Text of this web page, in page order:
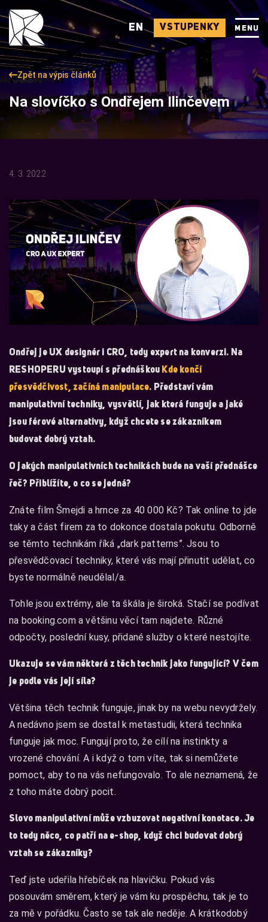
EN VSTUPENKY MENU
Zpět na výpis článků
Na slovíčko s Ondřejem Ilinčevem
4. 3. 2022
Ondřej je UX designér i CRO, tedy expert na konverzi. Na
RESHOPERU vystoupí s přednáškou Kde končí
přesvědčivost, začíná manipulace. Představí vám
manipulativní techniky, vysvětlí, jak která funguje a jaké
jsou férové alternativy, když chcete se zákazníkem
budovat dobrý vztah.
O jakých manipulativních technikách bude na vaší přednášce
řeč? Přiblížíte, o co se jedná?
Znáte film Šmejdi a hrnce za 40 000 Kč? Tak online to jde
taky a část firem za to dokonce dostala pokutu. Odborně
se těmto technikám říká „dark patterns”. Jsou to
přesvědčovací techniky, které vás mají přinutit udělat, co
byste normálně neudělal/a.
Tohle jsou extrémy, ale ta škála je široká. Stačí se podívat
na booking.com a většinu věcí tam najdete. Různé
odpočty, poslední kusy, přidané služby o které nestojíte.
Ukazuje se vám některá z těch technik jako fungující? V čem
je podle vás její síla?
Většina těch technik funguje, jinak by na webu nevydržely.
A nedávno jsem se dostal k metastudii, která technika
funguje jak moc. Fungují proto, že cílí na instinkty a
vrozené chování. A i když o tom víte, tak si nemůžete
pomoct, aby to na vás nefungovalo. To ale neznamená, že
z toho máte dobrý pocit.
Slovo manipulativní může vzbuzovat negativní konotace. Je
to tedy něco, co patří na e-shop, když chci budovat dobrý
vztah se zákazníky?
Teď jste udeřila hřebíček na hlavičku. Pokud vás
posouvám směrem, který je vám ku prospěchu, tak je to
za mě v pořádku. Často se tak ale neděje. A krátkodobý